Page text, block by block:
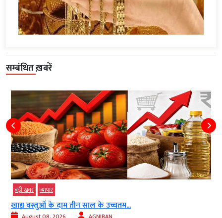
सम्बंधित ख़बरें
बड़ी खबर व्‍यापार
खाद्य वस्तुओं के दाम तीन साल के उच्चतम...